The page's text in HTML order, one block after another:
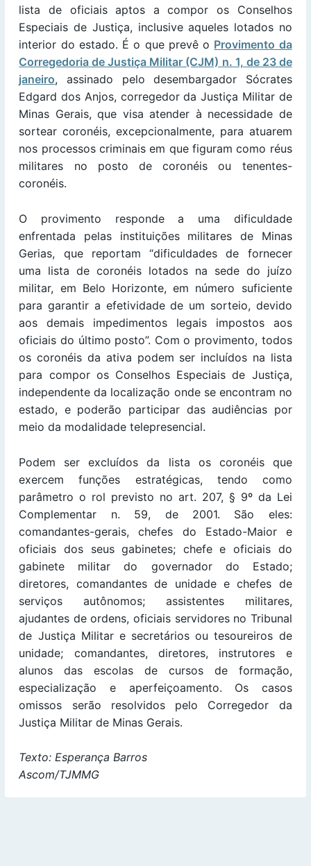
lista de oficiais aptos a compor os Conselhos
Especiais de Justiça, inclusive aqueles lotados no
interior do estado. É o que prevê o Provimento da
Corregedoria de Justiça Militar (CJM) n. 1, de 23 de
janeiro, assinado pelo desembargador Sócrates
Edgard dos Anjos, corregedor da Justiça Militar de
Minas Gerais, que visa atender à necessidade de
sortear coronéis, excepcionalmente, para atuarem
nos processos criminais em que figuram como réus
militares no posto de coronéis ou tenentes-
coronéis.
O provimento responde a uma dificuldade
enfrentada pelas instituições militares de Minas
Gerias, que reportam “dificuldades de fornecer
uma lista de coronéis lotados na sede do juízo
militar, em Belo Horizonte, em número suficiente
para garantir a efetividade de um sorteio, devido
aos demais impedimentos legais impostos aos
oficiais do último posto”. Com o provimento, todos
os coronéis da ativa podem ser incluídos na lista
para compor os Conselhos Especiais de Justiça,
independente da localização onde se encontram no
estado, e poderão participar das audiências por
meio da modalidade telepresencial.
Podem ser excluídos da lista os coronéis que
exercem funções estratégicas, tendo como
parâmetro o rol previsto no art. 207, § 9º da Lei
Complementar n. 59, de 2001. São eles:
comandantes-gerais, chefes do Estado-Maior e
oficiais dos seus gabinetes; chefe e oficiais do
gabinete militar do governador do Estado;
diretores, comandantes de unidade e chefes de
serviços autônomos; assistentes militares,
ajudantes de ordens, oficiais servidores no Tribunal
de Justiça Militar e secretários ou tesoureiros de
unidade; comandantes, diretores, instrutores e
alunos das escolas de cursos de formação,
especialização e aperfeiçoamento. Os casos
omissos serão resolvidos pelo Corregedor da
Justiça Militar de Minas Gerais.
Texto: Esperança Barros
Ascom/TJMMG